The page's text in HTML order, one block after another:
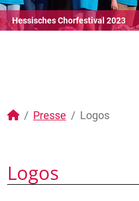
Hessisches Chorfestival 2023
Presse Logos
Logos